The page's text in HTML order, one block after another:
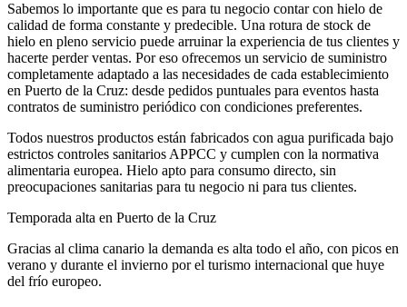
Sabemos lo importante que es para tu negocio contar con hielo de
calidad de forma constante y predecible. Una rotura de stock de
hielo en pleno servicio puede arruinar la experiencia de tus clientes y
hacerte perder ventas. Por eso ofrecemos un servicio de suministro
completamente adaptado a las necesidades de cada establecimiento
en Puerto de la Cruz: desde pedidos puntuales para eventos hasta
contratos de suministro periódico con condiciones preferentes.
Todos nuestros productos están fabricados con agua purificada bajo
estrictos controles sanitarios APPCC y cumplen con la normativa
alimentaria europea. Hielo apto para consumo directo, sin
preocupaciones sanitarias para tu negocio ni para tus clientes.
Temporada alta en Puerto de la Cruz
Gracias al clima canario la demanda es alta todo el año, con picos en
verano y durante el invierno por el turismo internacional que huye
del frío europeo.